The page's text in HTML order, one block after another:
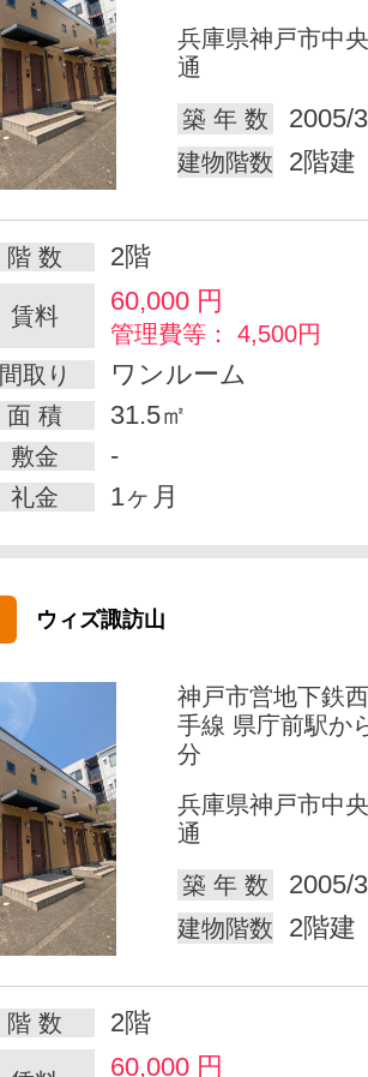
兵庫県神戸市中
通
築 年 数
2005/
建物階数 2階建
階 数 2階
賃料 60,000 円
管理費等： 4,500円
間取り
ワンルーム
面 積 31.5㎡
敷金 -
礼金 1ヶ月
ウィズ諏訪山
神戸市営地下鉄
手線 県庁前駅か
分
兵庫県神戸市中
通
築 年 数
2005/
建物階数 2階建
階 数 2階
60,000 円